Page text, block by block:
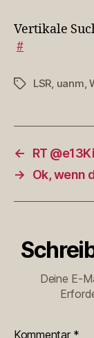
Vertikale
#
Schlagwörter
LSR uanm ,
←
RT
→
Ok, wenn
Deine E-
Kommentar *